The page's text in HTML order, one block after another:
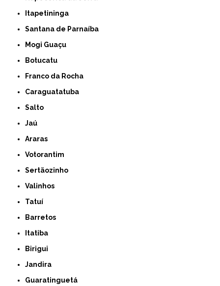
Itapetininga
Santana de Parnaíba
Mogi Guaçu
Botucatu
Franco da Rocha
Caraguatatuba
Salto
Jaú
Araras
Votorantim
Sertãozinho
Valinhos
Tatuí
Barretos
Itatiba
Birigui
Jandira
Guaratinguetá